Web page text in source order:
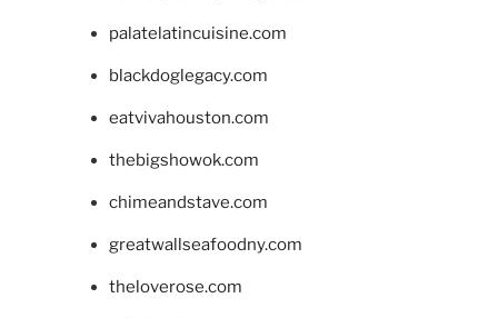
palatelatincuisine.com
blackdoglegacy.com
eatvivahouston.com
thebigshowok.com
chimeandstave.com
greatwallseafoodny.com
theloverose.com